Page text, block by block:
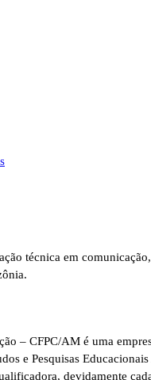
técnica em
– CFPC/AM é uma
e Pesquisas
devidamente